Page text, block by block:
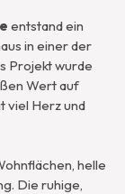
entstand ein
in einer der
Projekt wurde
Wert auf
viel Herz und
helle
Die ruhige,